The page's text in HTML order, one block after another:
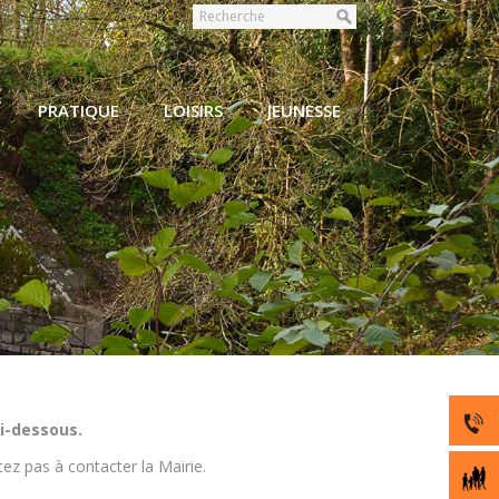
PRATIQUE LOISIRS JEUNESSE
dessous.
pas à contacter la Mairie.